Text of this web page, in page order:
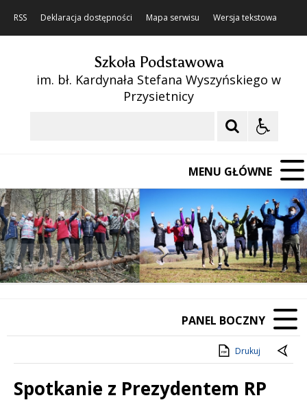
RSS Deklaracja dostępności Mapa serwisu Wersja tekstowa
Szkoła Podstawowa
im. bł. Kardynała Stefana Wyszyńskiego w
Przysietnicy
MENU GŁÓWNE
Poprzedni Element
Następny Element
❚❚
PANEL BOCZNY
Drukuj
Spotkanie z Prezydentem RP